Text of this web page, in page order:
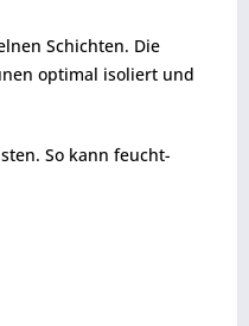
Schichten. Die
optimal isoliert und
So kann feucht-